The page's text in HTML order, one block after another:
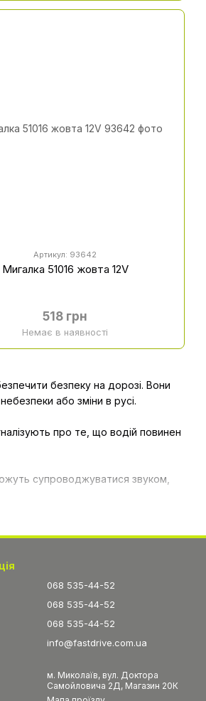
безпеку на дорозі. Вони
або зміни в русі.
про те, що водій повинен
супроводжуватися звуком,
Артикул: 93642
Мигалка 51016 жовта 12V
518 грн
Немає в наявності
068 535-44-52
068 535-44-52
068 535-44-52
info@fastdrive.com.ua
м. Миколаїв, вул. Доктора
Самойловича 2Д, Магазин 20К